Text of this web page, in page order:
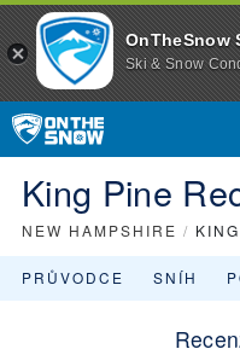
OnTheSnow
Ski & Snow
King Pine
NEW HAMPSHIRE /
PRŮVODCE SNÍH